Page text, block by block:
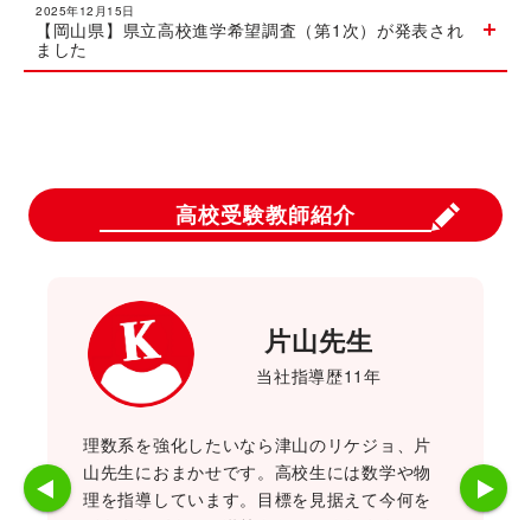
2025年12月15日
【岡山県】県立高校進学希望調査（第1次）が発表され
ました
高校受験教師紹介
片山先生
当社指導歴11年
数系を強化したいなら津山のリケジョ、片
先生におまかせです。高校生には数学や物
を指導しています。目標を見据えて今何を
愛嬌の
ども